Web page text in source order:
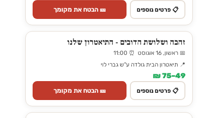
📋 פרטים נוספים 🎫 הבטח את מקומך
זהבה ושלושת הדובים - התיאטרון שלנו
📅 ראשון, 16 אוגוסט ⏰ 11:00
📍 תיאטרון הבית גולדה ע"ש גברי לוי
49–75 ₪
📋 פרטים נוספים 🎫 הבטח את מקומך